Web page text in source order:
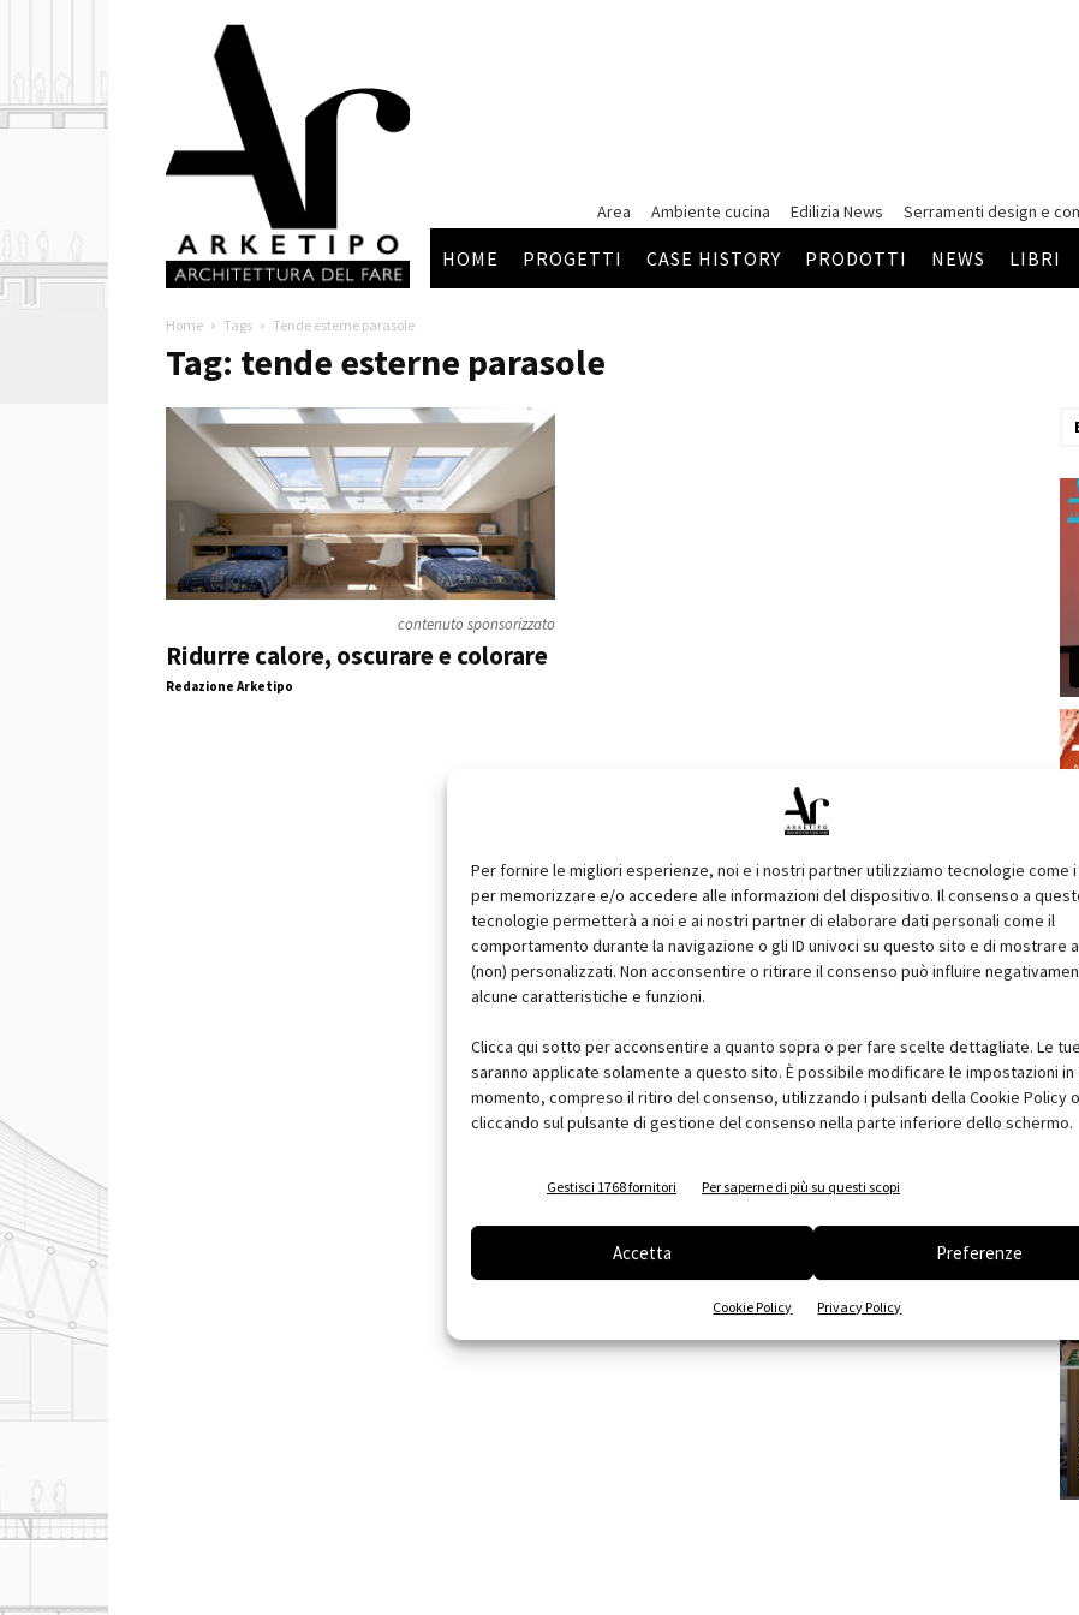
Per fornire le migliori esperienze, noi e i nostri partner utilizziamo tecnologie come
per memorizzare e/o accedere alle informazioni del dispositivo. Il consenso a
tecnologie permetterà a noi e ai nostri partner di elaborare dati personali come il
comportamento durante la navigazione o gli ID univoci su questo sito e di mostrare
(non) personalizzati. Non acconsentire o ritirare il consenso può influire
alcune caratteristiche e funzioni.
Clicca qui sotto per acconsentire a quanto sopra o per fare scelte dettagliate. Le
saranno applicate solamente a questo sito. È possibile modificare le impostazioni in
momento, compreso il ritiro del consenso, utilizzando i pulsanti della Cookie Policy o
cliccando sul pulsante di gestione del consenso nella parte inferiore dello schermo.
Gestisci 1768 fornitori Per saperne di più su questi scopi
Accetta Preferenze
Cookie Policy Privacy Policy
Arketipo
Area
Ambiente cucina Edilizia News Serramenti design e
HOME PROGETTI CASE HISTORY PRODOTTI NEWS LIBRI
Home Tags Tende esterne parasole
Tag: tende esterne parasole
contenuto sponsorizzato
Ridurre calore, oscurare e colorare
Redazione Arketipo